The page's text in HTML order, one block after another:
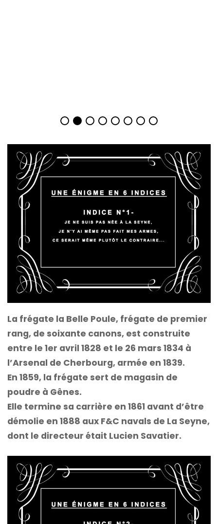
La frégate la Belle Poule, frégate de premier
rang, de soixante canons, est construite
entre le 1er avril 1828 et le 26 mars 1834 à
l’Arsenal de Cherbourg, armée en 1839.
En 1859, la frégate sert de magasin de
poudre à Gênes.
Elle termine sa carrière en 1861 avant d’être
démolie en 1888 aux F&C navals de La Seyne,
dont le directeur était Lucien Savatier.